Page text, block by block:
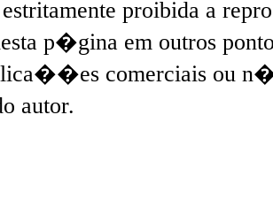
proibida a
p�gina em outros
comerciais ou
autor.